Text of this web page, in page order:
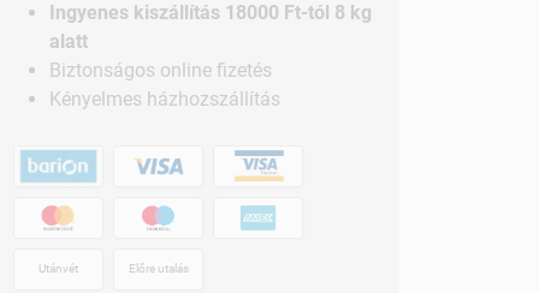
Ingyenes kiszállítás 18000 Ft-tól 8 kg
alatt
Biztonságos online fizetés
Kényelmes házhozszállítás
Utánvét Előre utalás